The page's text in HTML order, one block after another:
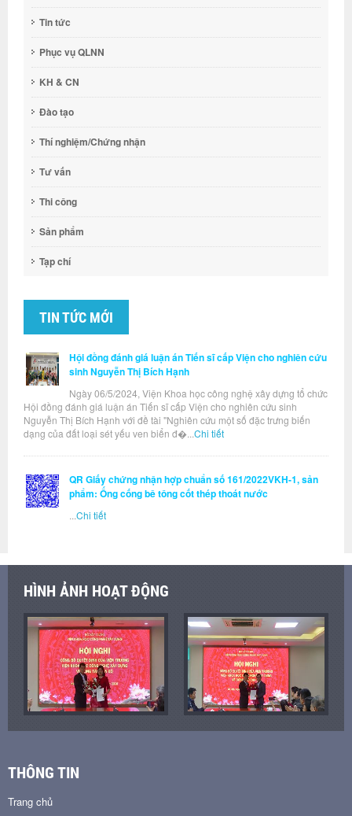
Tin tức
Phục vụ QLNN
KH & CN
Đào tạo
Thí nghiệm/Chứng nhận
Tư vấn
Thi công
Sản phẩm
Tạp chí
TIN TỨC MỚI
Hội đồng đánh giá luận án Tiến sĩ cấp Viện cho nghiên cứu
sinh Nguyễn Thị Bích Hạnh
Ngày 06/5/2024, Viện Khoa học công nghệ xây dựng tổ chức
Hội đồng đánh giá luận án Tiến sĩ cấp Viện cho nghiên cứu sinh
Nguyễn Thị Bích Hạnh với đề tài "Nghiên cứu một số đặc trưng biến
dạng của đất loại sét yếu ven biển đ�... Chi tiết
QR Giấy chứng nhận hợp chuẩn số 161/2022VKH-1, sản
phẩm: Ống cống bê tông cốt thép thoát nước
Chi tiết
HÌNH ẢNH HOẠT ĐỘNG
THÔNG TIN
Trang chủ